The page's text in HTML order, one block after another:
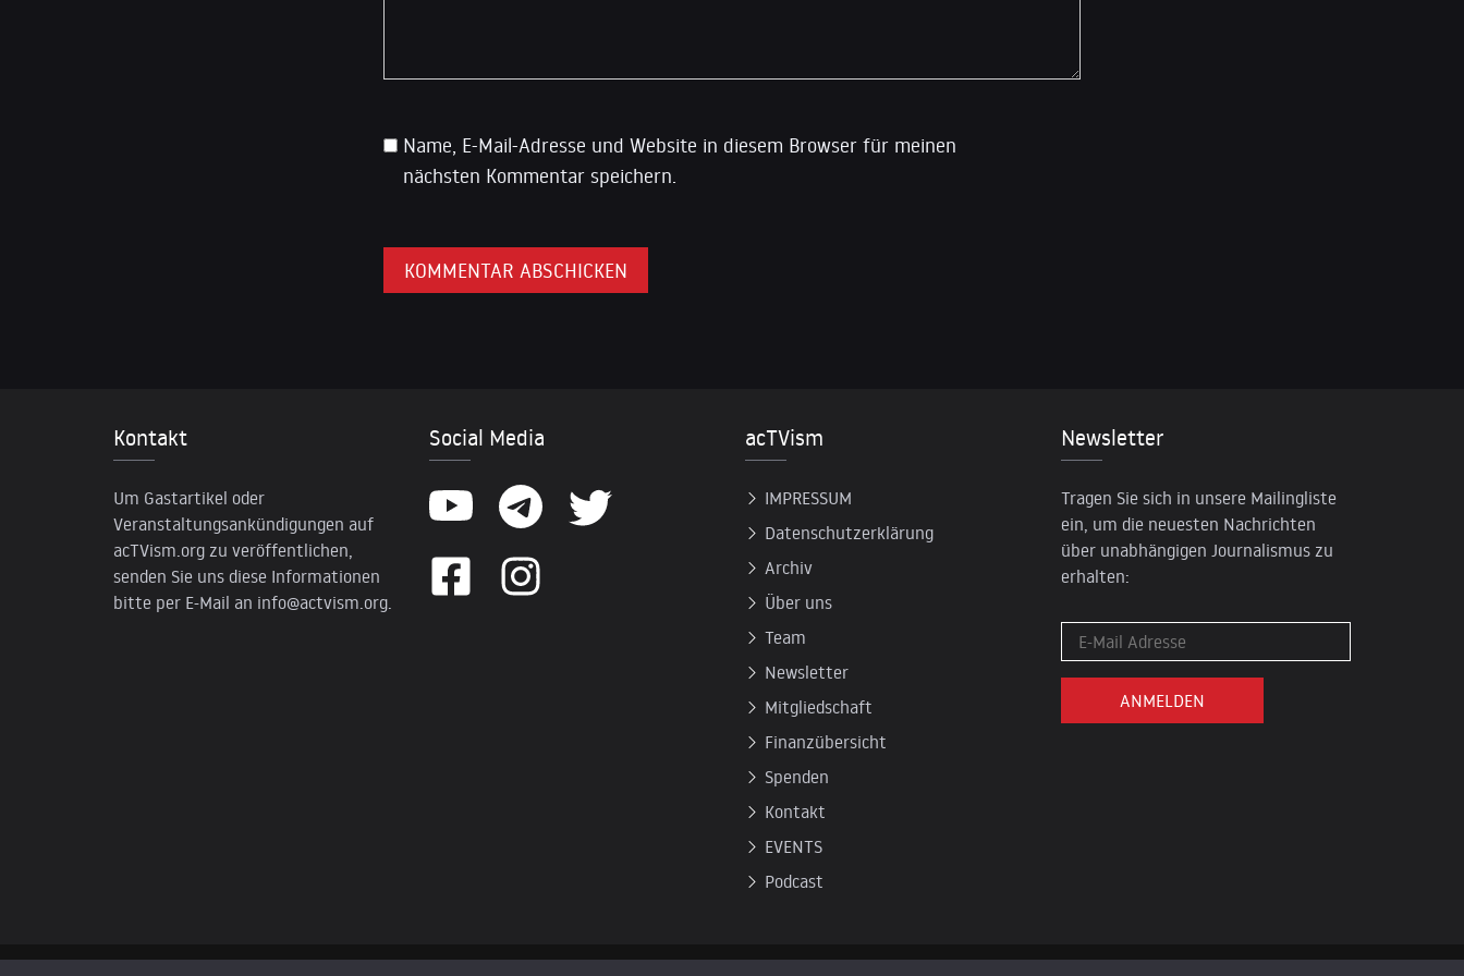
Name, E-Mail-Adresse und Website in diesem Browser für meinen
nächsten Kommentar speichern.
Kontakt
Um Gastartikel oder
Veranstaltungsankündigungen auf
acTVism.org zu veröffentlichen,
senden Sie uns diese Informationen
bitte per E-Mail an info@actvism.org.
Social Media acTVism
IMPRESSUM
Datenschutzerklärung
Archiv
Über uns
Team
Newsletter
Mitgliedschaft
Finanzübersicht
Spenden
Kontakt
EVENTS
Podcast
Newsletter
Tragen Sie sich in unsere Mailingliste
ein, um die neuesten Nachrichten
über unabhängigen Journalismus zu
erhalten: